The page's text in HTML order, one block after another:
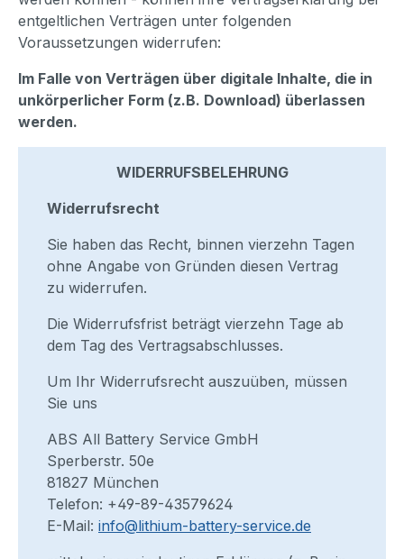
entgeltlichen Verträgen unter folgenden
Voraussetzungen widerrufen:
Im Falle von Verträgen über digitale Inhalte, die in
unkörperlicher Form (z.B. Download) überlassen
werden.
WIDERRUFSBELEHRUNG
Widerrufsrecht
Sie haben das Recht, binnen vierzehn Tagen
ohne Angabe von Gründen diesen Vertrag
zu widerrufen.
Die Widerrufsfrist beträgt vierzehn Tage ab
dem Tag des Vertragsabschlusses.
Um Ihr Widerrufsrecht auszuüben, müssen
Sie uns
ABS All Battery Service GmbH
Sperberstr. 50e
81827 München
Telefon: +49-89-43579624
E-Mail: info@lithium-battery-service.de